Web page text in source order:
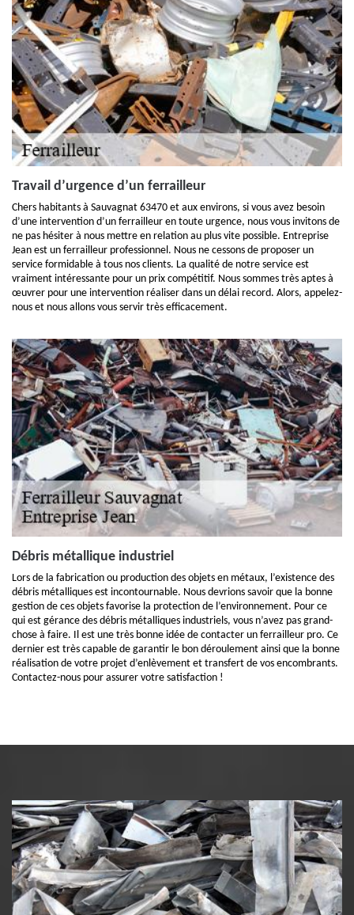
Travail d’urgence d’un ferrailleur
Chers habitants à Sauvagnat 63470 et aux environs, si vous avez besoin
d’une intervention d’un ferrailleur en toute urgence, nous vous invitons de
ne pas hésiter à nous mettre en relation au plus vite possible. Entreprise
Jean est un ferrailleur professionnel. Nous ne cessons de proposer un
service formidable à tous nos clients. La qualité de notre service est
vraiment intéressante pour un prix compétitif. Nous sommes très aptes à
œuvrer pour une intervention réaliser dans un délai record. Alors, appelez-
nous et nous allons vous servir très efficacement.
Débris métallique industriel
Lors de la fabrication ou production des objets en métaux, l’existence des
débris métalliques est incontournable. Nous devrions savoir que la bonne
gestion de ces objets favorise la protection de l’environnement. Pour ce
qui est gérance des débris métalliques industriels, vous n’avez pas grand-
chose à faire. Il est une très bonne idée de contacter un ferrailleur pro. Ce
dernier est très capable de garantir le bon déroulement ainsi que la bonne
réalisation de votre projet d’enlèvement et transfert de vos encombrants.
Contactez-nous pour assurer votre satisfaction !